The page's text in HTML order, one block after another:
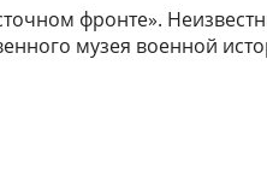
фронте».
музея военной